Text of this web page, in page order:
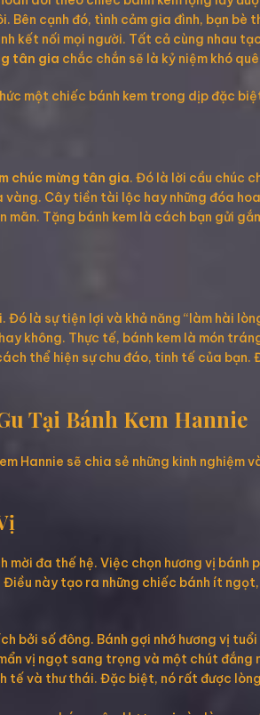
cạnh đó, tình cảm gia đình, bạn bè
kết nối mọi người. Tất cả cùng nhau
tân gia chắc chắn sẽ là kỷ niệm khó
một chiếc bánh kem trong dịp đặc
chúc mừng tân gia. Đó là lời cầu chúc
Cây tiền tài lộc hay những đóa
Tặng bánh kem là cách bạn gửi
là sự tiện lợi và khả năng “làm hài
không. Thực tế, bánh kem là món
thể hiện sự chu đáo, tinh tế của bạn.
Tại Bánh Kem Hannie
Hannie sẽ chia sẻ những kinh nghiệm
đa thế hệ. Việc chọn hương vị bánh
này tạo ra những chiếc bánh ít
bởi số đông. Bánh gợi nhớ hương vị
vị ngọt sang trọng và một chút
và thư thái. Đặc biệt, nó rất được